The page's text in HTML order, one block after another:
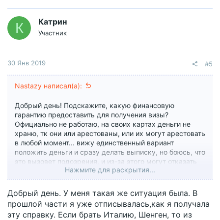
ц
и
и
:К Катрин
Участник
30 Янв 2019 #5
Nastazy написал(а):
Добрый день! Подскажите, какую финансовую
гарантию предоставить для получения визы?
Официально не работаю, на своих картах деньги не
храню, тк они или арестованы, или их могут арестовать
в любой момент... вижу единственный вариант
положить деньги и сразу делать выписку, но боюсь, что
это вызовет подозрения, и из-за этого могут отказать
((( рассматривала вариант спонсорства, но ехать
планирую одна.
кто делал - как?
Нажмите для раскрытия...
Добрый день. У меня такая же ситуация была. В
прошлой части я уже отписывалась,как я получала
эту справку. Если брать Италию, Шенген, то из